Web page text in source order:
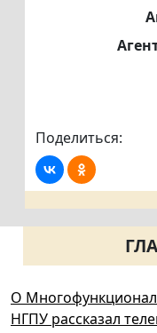
Поделиться:
О
НГПУ рассказал